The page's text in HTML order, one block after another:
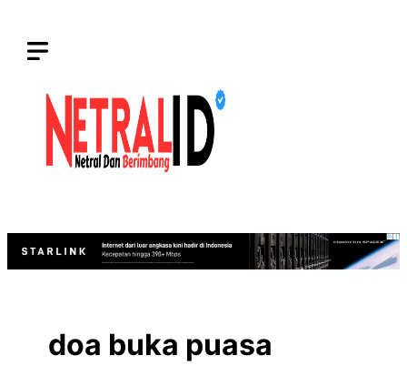
doa buka puasa